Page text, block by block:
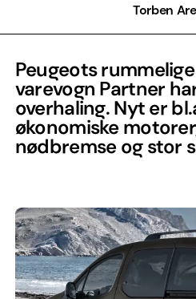
Torben
Peugeots
varevogn Partner
overhaling. Nyt er
økonomiske
nødbremse og stor